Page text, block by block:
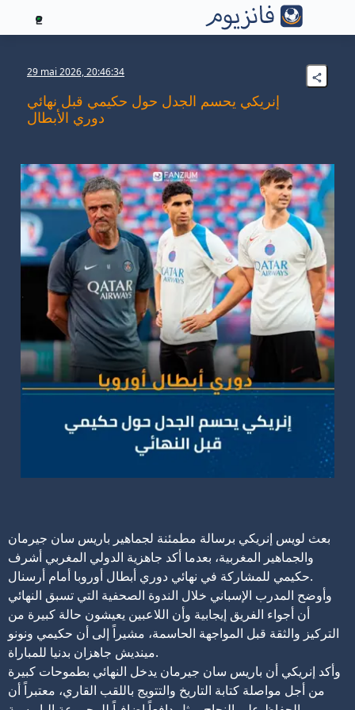
2
29 mai 2026, 20:46:34
إنريكي يحسم الجدل حول حكيمي قبل نهائي
دوري الأبطال
بعث لويس إنريكي برسالة مطمئنة لجماهير باريس سان جيرمان
والجماهير المغربية، بعدما أكد جاهزية الدولي المغربي أشرف
حكيمي للمشاركة في نهائي دوري أبطال أوروبا أمام أرسنال.
وأوضح المدرب الإسباني خلال الندوة الصحفية التي تسبق النهائي
أن أجواء الفريق إيجابية وأن اللاعبين يعيشون حالة كبيرة من
التركيز والثقة قبل المواجهة الحاسمة، مشيراً إلى أن حكيمي ونونو
مينديش جاهزان بدنيا للمباراة.
وأكد إنريكي أن باريس سان جيرمان يدخل النهائي بطموحات كبيرة
من أجل مواصلة كتابة التاريخ والتتويج باللقب القاري، معتبراً أن